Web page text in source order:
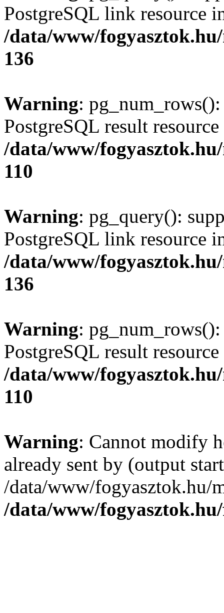
PostgreSQL link resource
/data/www/
136
Warning:
PostgreSQL result
/data/www/
110
Warning: pg_query():
PostgreSQL link resource
/data/www/
136
Warning:
PostgreSQL result
/data/www/
110
Warning: Cannot modify
already sent by (output
/data/www/fogyasztok.hu/
/data/www/